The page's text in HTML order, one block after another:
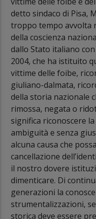
detto sindaco di Pisa,
troppo tempo avvolta
della coscienza
dallo Stato italiano
2004, che ha istituito
vittime delle foibe,
giuliano-dalmata,
della storia nazionale
rimossa, negata o
significa riconoscere
ambiguità e senza
alcuna causa che
cancellazione
il nostro dovere
dimenticare. Di
generazioni la
strumentalizzazioni,
storica deve essere